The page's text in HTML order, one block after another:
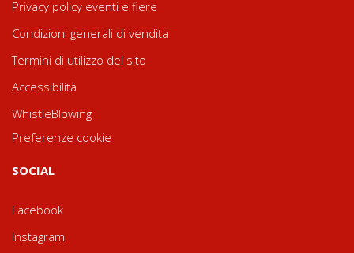
Privacy policy eventi e fiere
Condizioni generali di vendita
Termini di utilizzo del sito
Accessibilità
WhistleBlowing
Preferenze cookie
SOCIAL
Facebook
Instagram